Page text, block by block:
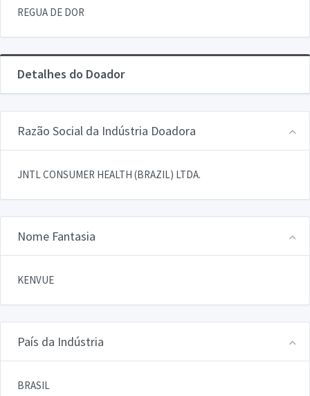
REGUA DE DOR
Detalhes do Doador
Razão Social da Indústria Doadora
JNTL CONSUMER HEALTH (BRAZIL) LTDA.
Nome Fantasia
KENVUE
País da Indústria
BRASIL